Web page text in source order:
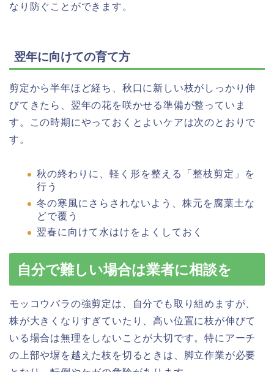
なり防ぐことができます。
翌年に向けての育て方
剪定から半年ほど経ち、秋口に新しい枝がしっかり伸
びてきたら、翌年の花を咲かせる準備が整っていま
す。この時期にやっておくとよいケアは次のとおりで
す。
秋の終わりに、軽く形を整える「整枝剪定」を
行う
冬の寒風にさらされないよう、株元を腐葉土な
どで覆う
翌春に向けて水はけをよくしておく
自分で難しい場合は業者に相談を
モッコウバラの強剪定は、自分でも取り組めますが、
株が大きくなりすぎていたり、高い位置に枝が伸びて
いる場合は無理をしないことが大切です。特にアーチ
の上部や塀を越えた枝を切るときは、脚立作業が必要